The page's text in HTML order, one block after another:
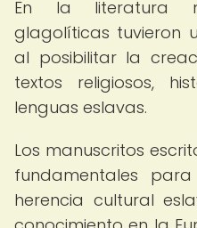
En la literatura
glagolíticas tuvieron
al posibilitar la
textos religiosos,
lenguas eslavas.
Los manuscritos
fundamentales
herencia cultural